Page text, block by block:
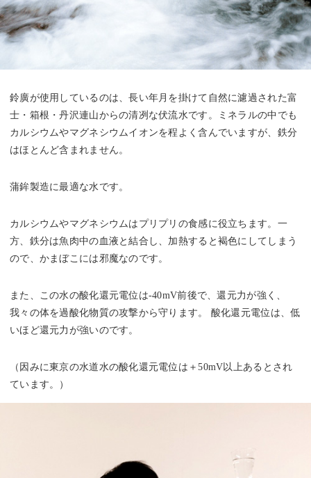
鈴廣が使用しているのは、長い年月を掛けて自然に濾過された富
士・箱根・丹沢連山からの清冽な伏流水です。ミネラルの中でも
カルシウムやマグネシウムイオンを程よく含んでいますが、鉄分
はほとんど含まれません。
蒲鉾製造に最適な水です。
カルシウムやマグネシウムはプリプリの食感に役立ちます。一
方、鉄分は魚肉中の血液と結合し、加熱すると褐色にしてしまう
ので、かまぼこには邪魔なのです。
また、この水の酸化還元電位は-40mV前後で、還元力が強く、
我々の体を過酸化物質の攻撃から守ります。 酸化還元電位は、低
いほど還元力が強いのです。
（因みに東京の水道水の酸化還元電位は＋50mV以上あるとされ
ています。）